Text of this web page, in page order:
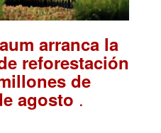
arranca la
reforestación
de
agosto .